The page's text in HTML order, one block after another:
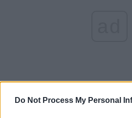
Do Not Process My Personal